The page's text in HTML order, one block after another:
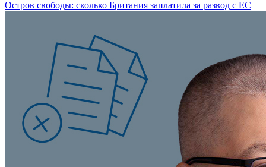
Остров свободы: сколько Британия заплатила за развод с ЕС